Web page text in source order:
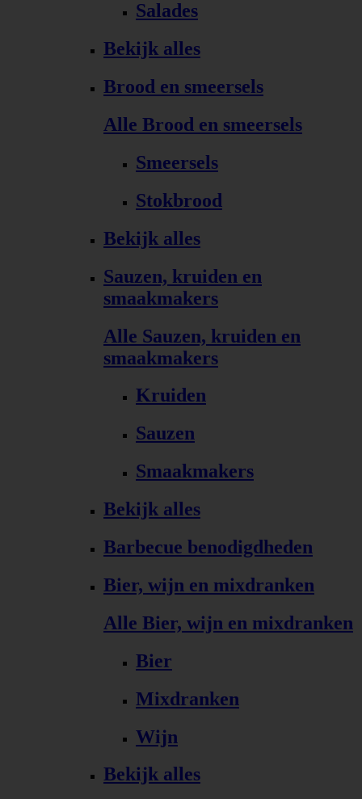
Salades
Bekijk alles
Brood en smeersels
Alle Brood en smeersels
Smeersels
Stokbrood
Bekijk alles
Sauzen, kruiden en
smaakmakers
Alle Sauzen, kruiden en
smaakmakers
Kruiden
Sauzen
Smaakmakers
Bekijk alles
Barbecue benodigdheden
Bier, wijn en mixdranken
Alle Bier, wijn en mixdranken
Bier
Mixdranken
Wijn
Bekijk alles